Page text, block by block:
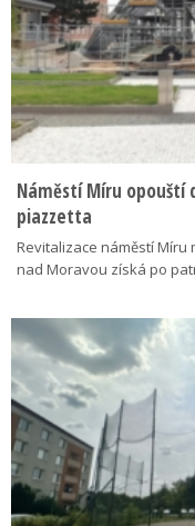
Náměstí Míru opouští
piazzetta
Revitalizace náměstí Míru
nad Moravou získá po